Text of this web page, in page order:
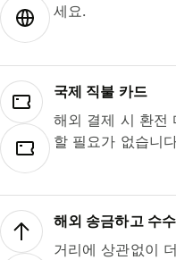
세요.
국제 직불 카드
해외 결제 시 환전
할 필요가 없습니
해외 송금하고 수
거리에 상관없이